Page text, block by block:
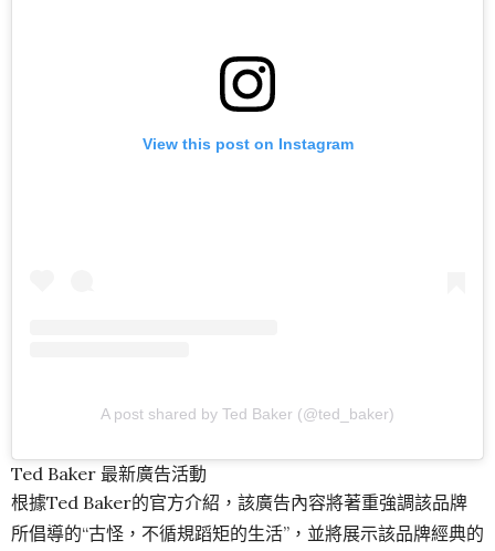
View this post on Instagram
A post shared by Ted Baker (@ted_baker)
Ted Baker 最新廣告活動
根據Ted Baker的官方介紹，該廣告內容將著重強調該品牌
所倡導的“古怪，不循規蹈矩的生活”，並將展示該品牌經典的